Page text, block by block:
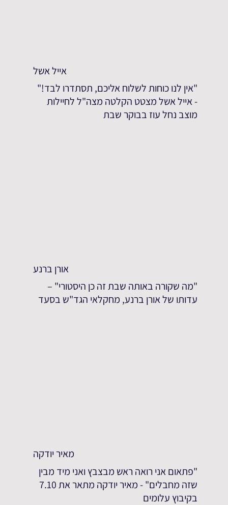
אייל אשל
"אין לנו כוחות לשלוח אליכם, תסתדרו לבד!"
- אייל אשל מצטט הקלטה מצה"ל לחיילות
מוצב נחל עוז בבוקר שבת
אורן ברנע
"מה שקורה באותה שבת זה כן היסטורי" –
עדותו של אורן ברנע, מחקלאי הגד"ש בסעד
מאיר יודקה
"פתאום אני רואה ראש מבצבץ ואני מיד מבין
שזה מחבלים" - מאיר יודקה מתאר את 7.10
בקיבוץ עלומים